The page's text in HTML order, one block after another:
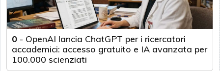
0 - OpenAI lancia ChatGPT per i ricercatori
accademici: accesso gratuito e IA avanzata per
100.000 scienziati